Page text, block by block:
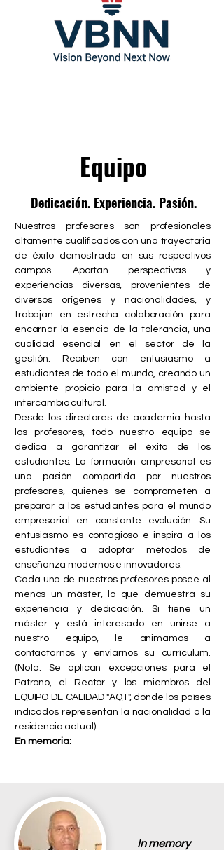
Equipo
Dedicación. Experiencia. Pasión.
Nuestros profesores son profesionales
altamente cualificados con una trayectoria
de éxito demostrada en sus respectivos
campos. Aportan perspectivas y
experiencias diversas, provenientes de
diversos orígenes y nacionalidades, y
trabajan en estrecha colaboración para
encarnar la esencia de la tolerancia, una
cualidad esencial en el sector de la
gestión. Reciben con entusiasmo a
estudiantes de todo el mundo, creando un
ambiente propicio para la amistad y el
intercambio cultural.
Desde los directores de academia hasta
los profesores, todo nuestro equipo se
dedica a garantizar el éxito de los
estudiantes. La formación empresarial es
una pasión compartida por nuestros
profesores, quienes se comprometen a
preparar a los estudiantes para el mundo
empresarial en constante evolución. Su
entusiasmo es contagioso e inspira a los
estudiantes a adoptar métodos de
enseñanza modernos e innovadores.
Cada uno de nuestros profesores posee al
menos un máster, lo que demuestra su
experiencia y dedicación. Si tiene un
máster y está interesado en unirse a
nuestro equipo, le animamos a
contactarnos y enviarnos su currículum.
(Nota: Se aplican excepciones para el
Patrono, el Rector y los miembros del
EQUIPO DE CALIDAD "AQT", donde los países
indicados representan la nacionalidad o la
residencia actual).
En memoria:
In memory